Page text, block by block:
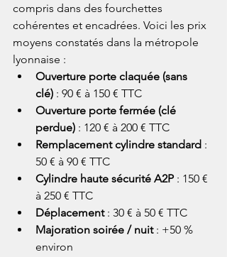
compris dans des fourchettes
cohérentes et encadrées. Voici les prix
moyens constatés dans la métropole
lyonnaise :
Ouverture porte claquée (sans
clé) : 90 € à 150 € TTC
Ouverture porte fermée (clé
perdue) : 120 € à 200 € TTC
Remplacement cylindre standard :
50 € à 90 € TTC
Cylindre haute sécurité A2P : 150 €
à 250 € TTC
Déplacement : 30 € à 50 € TTC
Majoration soirée / nuit : +50 %
environ